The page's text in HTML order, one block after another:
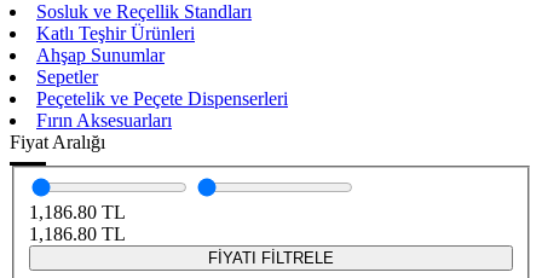
Sosluk ve Reçellik Standları
Katlı Teşhir Ürünleri
Ahşap Sunumlar
Sepetler
Peçetelik ve Peçete Dispenserleri
Fırın Aksesuarları
Fiyat Aralığı
1,186.80 TL
1,186.80 TL
FİYATI FİLTRELE